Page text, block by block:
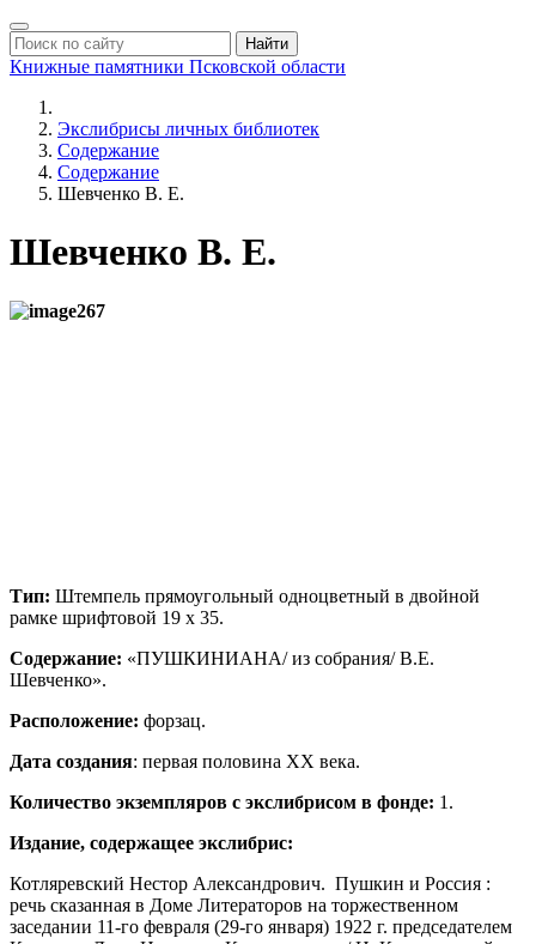
Найти
Книжные памятники Псковской области
Экслибрисы личных библиотек
Содержание
Содержание
Шевченко В. Е.
Шевченко В. Е.
Тип: Штемпель прямоугольный одноцветный в двойной
рамке шрифтовой 19 х 35.
Содержание: «ПУШКИНИАНА/ из собрания/ В.Е.
Шевченко».
Расположение: форзац.
Дата создания: первая половина ХХ века.
Количество экземпляров с экслибрисом в фонде: 1.
Издание, содержащее экслибрис:
Котляревский Нестор Александрович. Пушкин и Россия :
речь сказанная в Доме Литераторов на торжественном
заседании 11-го февраля (29-го января) 1922 г. председателем